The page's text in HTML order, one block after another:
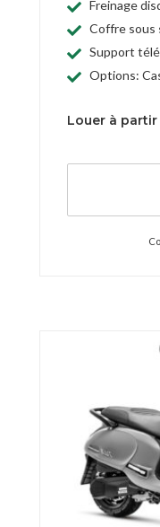
Freinage
Coffre sous
Support
Options:
Louer à partir